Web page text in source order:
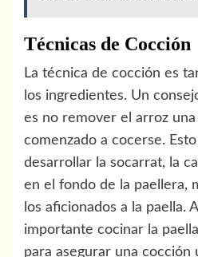
Técnicas de Cocción
La técnica de cocción es
los ingredientes. Un
es no remover el arroz una
comenzado a cocerse.
desarrollar la socarrat, la
en el fondo de la paellera,
los aficionados a la paella.
importante cocinar la
para asegurar una